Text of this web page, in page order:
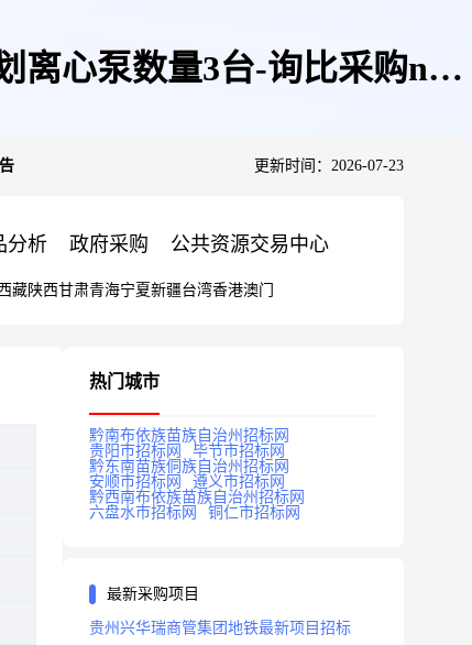
离心泵数量3台-询比采购null
更新时间：2026-07-23
分析 政府采购 公共资源交易中心
藏陕西甘肃青海宁夏新疆台湾香港澳门
热门城市
黔南布依族苗族自治州招标网
贵阳市招标网
毕节市招标网
黔东南苗族侗族自治州招标网
安顺市招标网
遵义市招标网
黔西南布依族苗族自治州招标网
六盘水市招标网
铜仁市招标网
最新采购项目
贵州兴华瑞商管集团地铁最新项目招标